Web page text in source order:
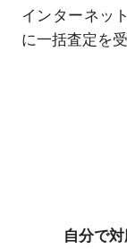
インターネッ
に一括査定を
自分で